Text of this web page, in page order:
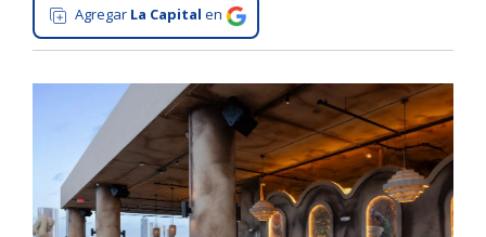
Interés
General
La
Deportes
Arte
y
Espectáculos
Agregar La Capital en